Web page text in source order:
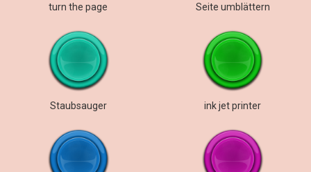
turn the page Seite umblättern
Staubsauger ink jet printer